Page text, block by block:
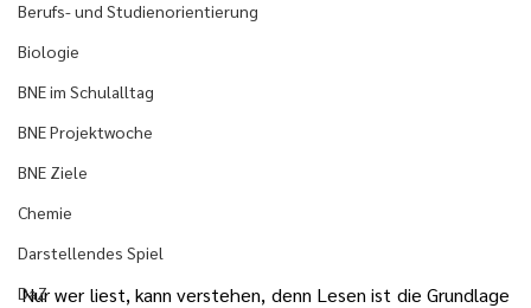
Berufs- und Studienorientierung
Biologie
BNE im Schulalltag
BNE Projektwoche
BNE Ziele
Chemie
Darstellendes Spiel
DaZ
Nur wer liest, kann verstehen, denn Lesen ist die Grundlage